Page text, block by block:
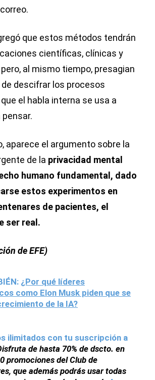
que estos métodos tendrán
científicas, clínicas y
al mismo tiempo, presagian
de descifrar los procesos
el habla interna se usa a
aparece el argumento sobre la
de la privacidad mental
humano fundamental, dado
estos experimentos en
de pacientes, el
ser real.
de EFE)
¿Por qué líderes
como Elon Musk piden que se
de la IA?
ilimitados con tu suscripción a
de hasta 70% de dscto. en
promociones del Club de
que además podrás usar todas